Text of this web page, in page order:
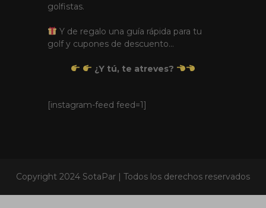
golfistas.
Y de regalo una guía rápida para tu
golf y cupones de descuento...
¿Y tú, te atreves?
[instagram-feed feed=1]
Copyright 2024 SotaPar | Todos los derechos reservados